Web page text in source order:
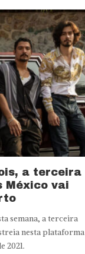
a terceira
México vai
semana, a terceira
nesta plataforma
2021.